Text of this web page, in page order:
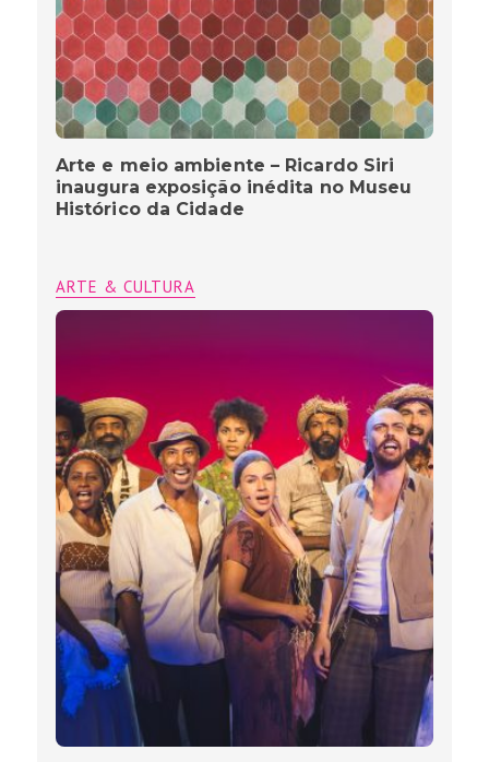
Arte e meio ambiente – Ricardo Siri
inaugura exposição inédita no Museu
Histórico da Cidade
ARTE & CULTURA